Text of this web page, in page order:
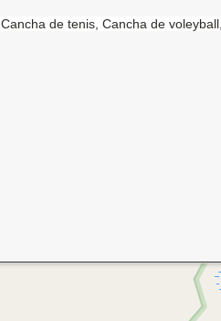
Cancha de tenis, Cancha de voleyball,